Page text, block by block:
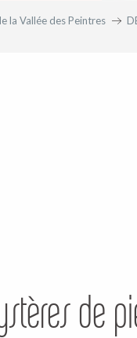
la Vallée des Peintres
de